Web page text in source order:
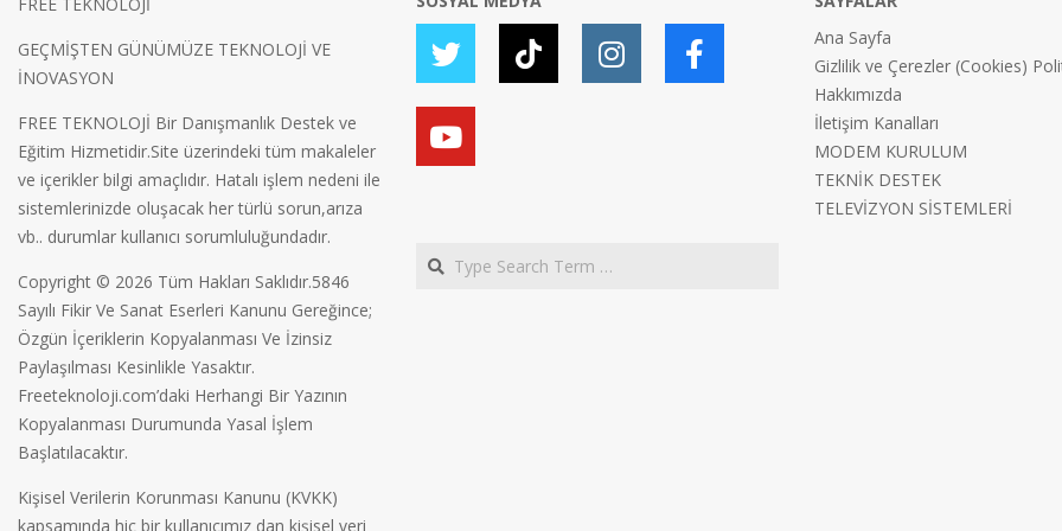
GEÇMİŞTEN GÜNÜMÜZE TEKNOLOJİ VE
İNOVASYON
FREE TEKNOLOJİ Bir Danışmanlık Destek ve
Eğitim Hizmetidir.Site üzerindeki tüm makaleler
ve içerikler bilgi amaçlıdır. Hatalı işlem nedeni ile
sistemlerinizde oluşacak her türlü sorun,arıza
vb.. durumlar kullanıcı sorumluluğundadır.
Copyright © 2026 Tüm Hakları Saklıdır.5846
Sayılı Fikir Ve Sanat Eserleri Kanunu Gereğince;
Özgün İçeriklerin Kopyalanması Ve İzinsiz
Paylaşılması Kesinlikle Yasaktır.
Freeteknoloji.com’daki Herhangi Bir Yazının
Kopyalanması Durumunda Yasal İşlem
Başlatılacaktır.
Kişisel Verilerin Korunması Kanunu (KVKK)
kapsamında hiç bir kullanıcımız dan kişisel veri
Search
Ana Sayfa
Gizlilik ve Çerezler (Cookies)
Hakkımızda
İletişim Kanalları
MODEM KURULUM
TEKNİK DESTEK
TELEVİZYON SİSTEMLERİ